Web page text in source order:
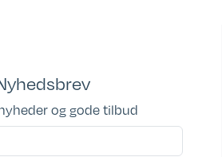
og gode tilbud